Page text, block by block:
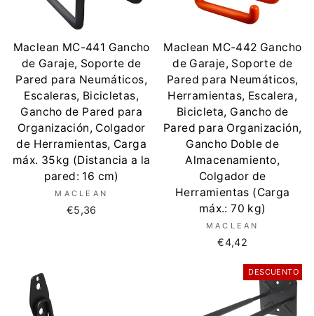
Maclean MC-441 Gancho
de Garaje, Soporte de
Pared para Neumáticos,
Escaleras, Bicicletas,
Gancho de Pared para
Organización, Colgador
de Herramientas, Carga
máx. 35kg (Distancia a la
pared: 16 cm)
MACLEAN
€5,36
Maclean MC-442 Gancho
de Garaje, Soporte de
Pared para Neumáticos,
Herramientas, Escalera,
Bicicleta, Gancho de
Pared para Organización,
Gancho Doble de
Almacenamiento,
Colgador de
Herramientas (Carga
máx.: 70 kg)
MACLEAN
€4,42
DESCUENTO